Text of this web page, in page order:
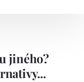
jiného?